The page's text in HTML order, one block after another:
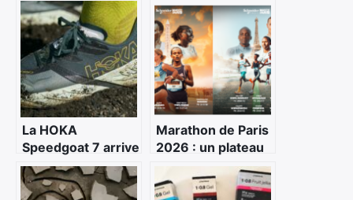
La HOKA
Speedgoat 7 arrive
: évolution
maîtrisée d’une
Marathon de Paris
2026 : un plateau
élite historique
pour une édition